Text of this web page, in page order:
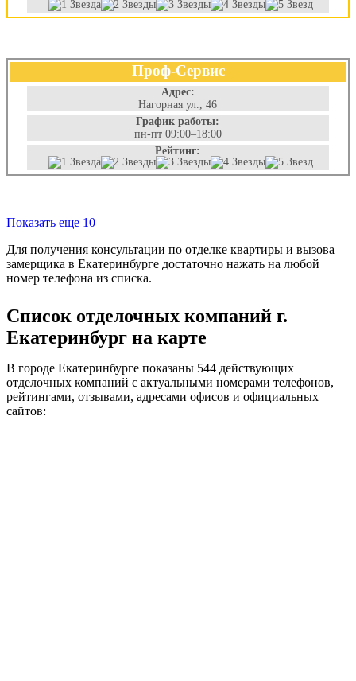
Проф-Сервис
Адрес:
Нагорная ул., 46
График работы:
пн-пт 09:00–18:00
Рейтинг:
Показать еще 10
Для получения консультации по отделке квартиры и вызова
замерщика в Екатеринбурге достаточно нажать на любой
номер телефона из списка.
Список отделочных компаний г.
Екатеринбург на карте
В городе Екатеринбурге показаны 544 действующих
отделочных компаний с актуальными номерами телефонов,
рейтингами, отзывами, адресами офисов и официальных
сайтов: